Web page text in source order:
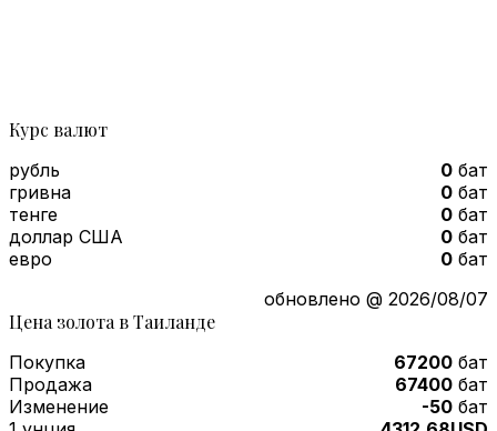
Курс валют
рубль 0 бат
гривна
0 бат
тенге
0 бат
доллар США
0 бат
евро
0 бат
обновлено @ 2026/08/07
Цена золота в Таиланде
Покупка 67200 бат
Продажа
67400 бат
Изменение
-50 бат